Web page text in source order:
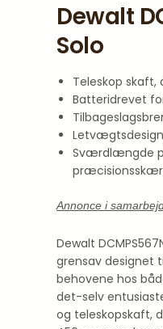
Dewalt
Solo
Teleskop skaft,
Batteridrevet
Letvægtsdesign
Sværdlængde
Annonce i
Dewalt
grensav designet
behovene hos
det-selv
og teleskopskaft,